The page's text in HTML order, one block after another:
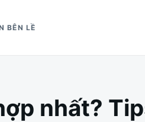
BÊN LỀ
nhất?